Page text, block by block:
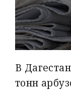
В
тонн